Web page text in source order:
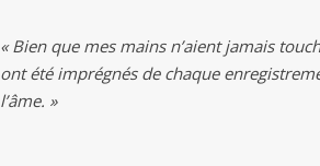
« Bien que mes mains n’aient jamais
ont été imprégnés de chaque
l’âme. »